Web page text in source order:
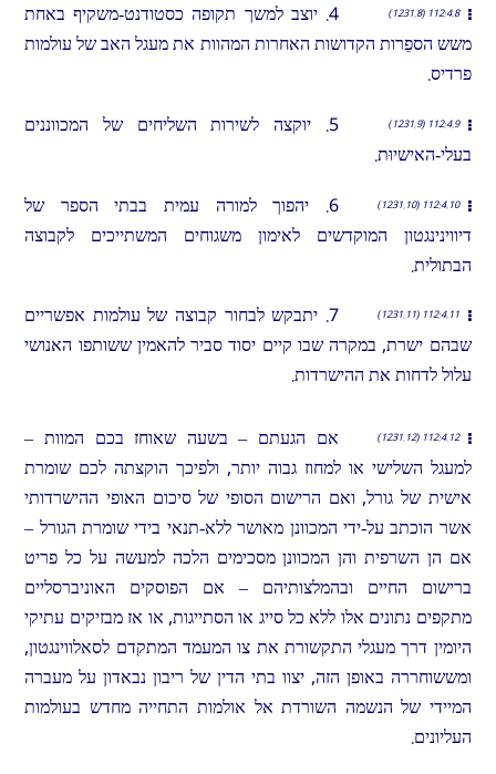
112:4.8 (1231.8)
4. יוצב למשך תקופה כסטודנט-משקיף באחת
משש הספֵרות הקדושות האחרות המהוות את מעגל האב של עולמות
פרדיס.
112:4.9 (1231.9)
5. יוקצה לשירות השליחים של המכווננים
בעלי-האישיוּת.
112:4.10 (1231.10)
6. יהפוך למורה עמית בבתי הספר של
דיווינינגטון המוקדשים לאימון משגוחים המשתייכים לקבוצה
הבתולית.
112:4.11 (1231.11)
7. יתבקש לבחור קבוצה של עולמות אפשריים
שבהם ישרת, במקרה שבו קיים יסוד סביר להאמין ששותפו האנושי
עלול לדחות את ההישרדות.
112:4.12 (1231.12)
אם הגעתם – בשעה שאוחז בכם המוות –
למעגל השלישי או למחוז גבוה יותר, ולפיכך הוקצתה לכם שומרת
אישית של גורל, ואם הרישום הסופי של סיכום האופי ההישרדותי
אשר הוכתב על-ידי המכוונן מאושר ללא-תנאי בידי שומרת הגורל –
אם הן השרפית והן המכוונן מסכימים הלכה למעשה על כל פריט
ברישום החיים ובהמלצותיהם – אם הפוסקים האוניברסליים
מתקפים נתונים אלו ללא כל סייג או הסתייגות, או אז מבזיקים עתיקי
היומין דרך מעגלי התקשורת את צו המעמד המתקדם לסאלווינגטון,
ומששוחררה באופן הזה, יצוו בתי הדין של ריבון נבאדון על מעברה
המיידי של הנשמה השורדת אל אולמות התחייה מחדש בעולמות
העליונים.